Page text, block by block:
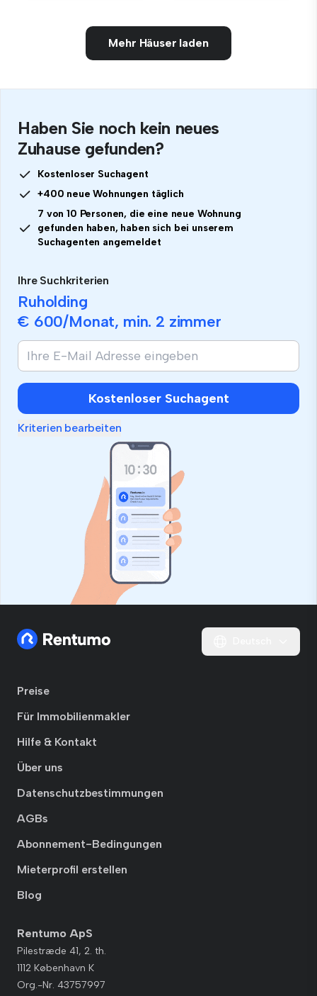
Mehr Häuser laden
Haben Sie noch kein neues
Zuhause gefunden?
Kostenloser Suchagent
+400 neue Wohnungen täglich
7 von 10 Personen, die eine neue Wohnung
gefunden haben, haben sich bei unserem
Suchagenten angemeldet
Ihre Suchkriterien
Ruholding
€ 600/Monat, min. 2 zimmer
Kostenloser Suchagent
Kriterien bearbeiten
Preise
Für Immobilienmakler
Hilfe & Kontakt
Über uns
Datenschutzbestimmungen
AGBs
Abonnement-Bedingungen
Mieterprofil erstellen
Blog
Rentumo ApS
Pilestræde 41, 2. th.
1112 København K
Org.-Nr. 43757997